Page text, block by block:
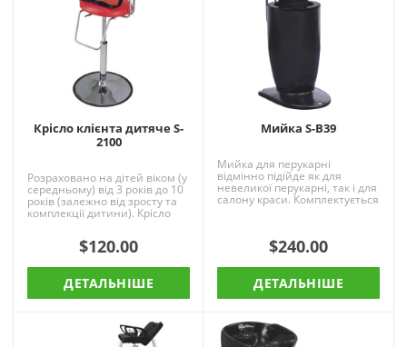
Крісло клієнта дитяче S-
2100
Розраховано на дітей віком (у
середньому) від 3 років до 10
років (залежно від зросту та
комплекції дитини). Крісло
оснащене підлокітниками та
$120.00
ДЕТАЛЬНІШЕ
Мийка S-B39
Мийка для перукарні
відмінно підійде як для
невеликої перукарні, так і для
салону краси. Комплектується
регульованою керамічною
$240.00
ДЕТАЛЬНІШЕ